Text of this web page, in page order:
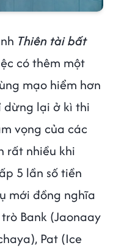
Thiên tài bất
có thêm một
mạo hiểm hơn
dừng lại ở kì thi
vọng của các
rất nhiều khi
5 lần số tiền
mới đồng nghĩa
Bank (Jaonaay
Pat (Ice